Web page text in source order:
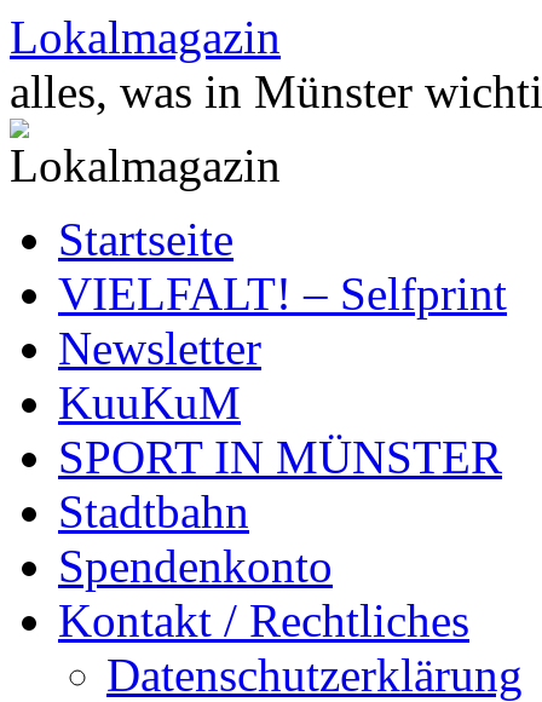
Zum
Inhalt
springen
Lokalmagazin
alles, was in Münster
Startseite
VIELFALT! – Selfprint
Newsletter
KuuKuM
SPORT IN MÜNSTER
Stadtbahn
Spendenkonto
Kontakt / Rechtliches
Datenschutzerklärung